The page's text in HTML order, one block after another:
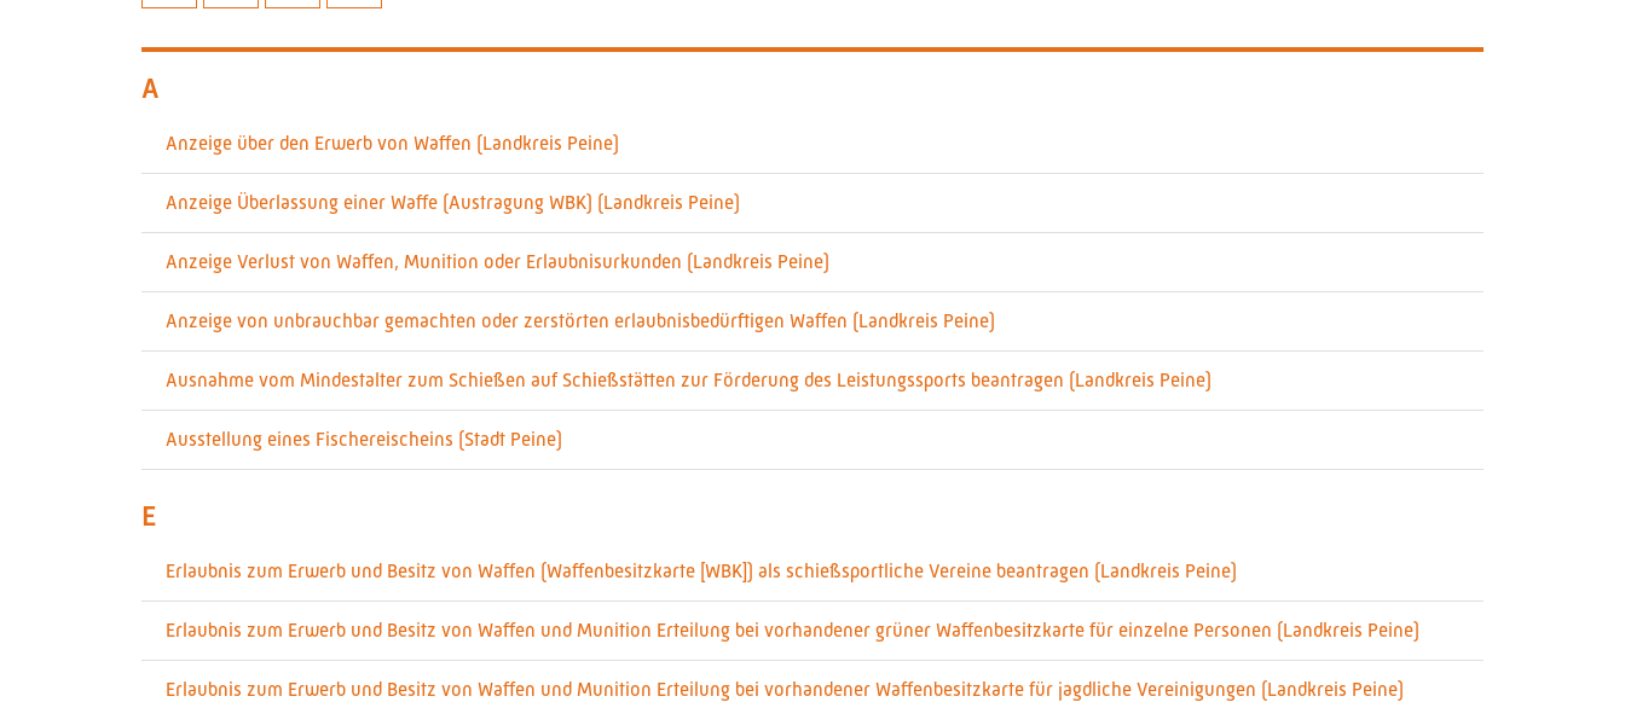
A
Anzeige über den Erwerb von Waffen (Landkreis Peine)
Anzeige Überlassung einer Waffe (Austragung WBK) (Landkreis Peine)
Anzeige Verlust von Waffen, Munition oder Erlaubnisurkunden (Landkreis Peine)
Anzeige von unbrauchbar gemachten oder zerstörten erlaubnisbedürftigen Waffen (Landkreis Peine)
Ausnahme vom Mindestalter zum Schießen auf Schießstätten zur Förderung des Leistungssports beantragen (Landkreis Peine)
Ausstellung eines Fischereischeins (Stadt Peine)
E
Erlaubnis zum Erwerb und Besitz von Waffen (Waffenbesitzkarte [WBK]) als schießsportliche Vereine beantragen (Landkreis Peine)
Erlaubnis zum Erwerb und Besitz von Waffen und Munition Erteilung bei vorhandener grüner Waffenbesitzkarte für einzelne Personen (Landkreis Peine)
Erlaubnis zum Erwerb und Besitz von Waffen und Munition Erteilung bei vorhandener Waffenbesitzkarte für jagdliche Vereinigungen (Landkreis Peine)